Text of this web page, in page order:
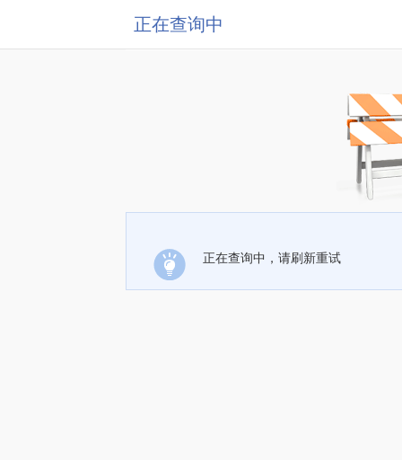
正在查询中
正在查询中，请刷新重试